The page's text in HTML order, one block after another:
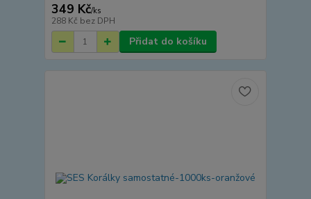
349 Kč/ks
288 Kč bez DPH
Přidat do košíku